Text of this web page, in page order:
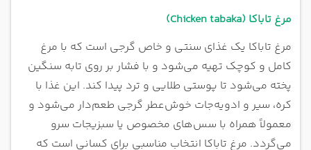
مرغ تاباکا (Chicken tabaka)
مرغ تاباکا یک غذای سنتی و خاص گرجی است که با مرغ
کامل و کوچک تهیه می‌شود و با فشار بر روی تابه سنگین
پخته می‌شود تا پوستی طلایی و ترد پیدا کند. این غذا با
کره، سیر و ادویه‌جات خوش‌عطر گرجی طعم‌دار می‌شود و
معمولاً همراه با سس‌های مخصوص یا سبزیجات سرو
می‌گردد. مرغ تاباکا انتخاب مناسبی برای کسانی است که